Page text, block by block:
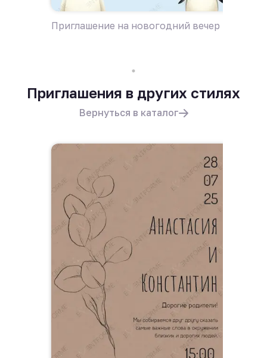
Приглашение на новогодний вечер
Приглашения в других стилях
Вернуться в каталог